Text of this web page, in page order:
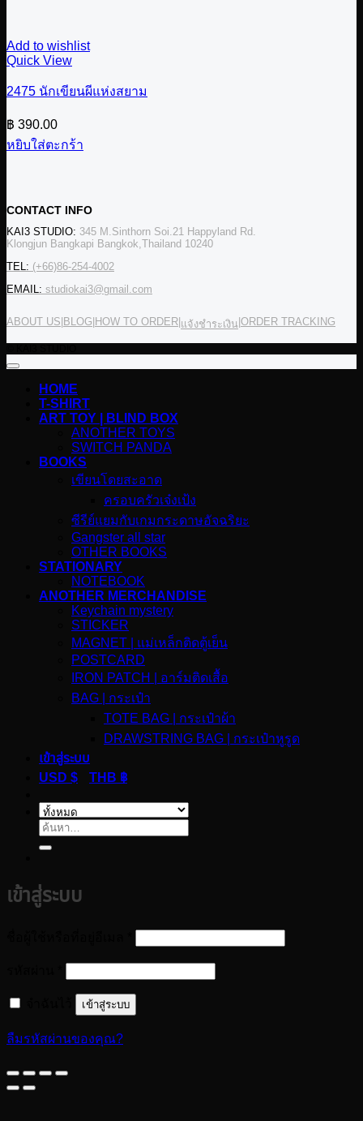
Add to wishlist
Quick View
2475 นักเขียนผีแห่งสยาม
฿ 390.00
หยิบใส่ตะกร้า
CONTACT INFO
KAI3 STUDIO: 345 M.Sinthorn Soi.21 Happyland Rd.
Klongjun Bangkapi Bangkok,Thailand 10240
TEL: (+66)86-254-4002
EMAIL: studiokai3@gmail.com
ABOUT US BLOG HOW TO ORDER แจ้งชำระเงิน ORDER TRACKING
HOME
T-SHIRT
ART TOY | BLIND BOX
ANOTHER TOYS
SWITCH PANDA
BOOKS
เขียนโดยสะอาด
ครอบครัวเจ๋งเป้ง
ซีรีย์แยมกับเกมกระดาษอัจฉริยะ
Gangster all star
OTHER BOOKS
STATIONARY
NOTEBOOK
ANOTHER MERCHANDISE
Keychain mystery
STICKER
MAGNET | แม่เหล็กติดตู้เย็น
POSTCARD
IRON PATCH | อาร์มติดเสื้อ
BAG | กระเป๋า
TOTE BAG | กระเป๋าผ้า
DRAWSTRING BAG | กระเป๋าหูรูด
เข้าสู่ระบบ
USD $
THB ฿
ค้นหา:
เข้าสู่ระบบ
เข้าสู่ระบบ
ลืมรหัสผ่านของคุณ?